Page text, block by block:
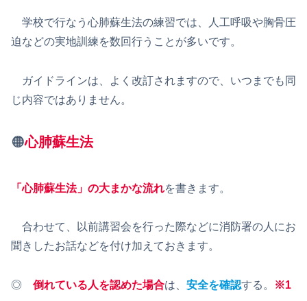
学校で行なう心肺蘇生法の練習では、人工呼吸や胸骨圧
迫などの実地訓練を数回行うことが多いです。
ガイドラインは、よく改訂されますので、いつまでも同
じ内容ではありません。
🟠心肺蘇生法
「心肺蘇生法」の大まかな流れを書きます。
合わせて、以前講習会を行った際などに消防署の人にお
聞きしたお話などを付け加えておきます。
◎ 倒れている人を認めた場合は、 安全を確認する。 ※1